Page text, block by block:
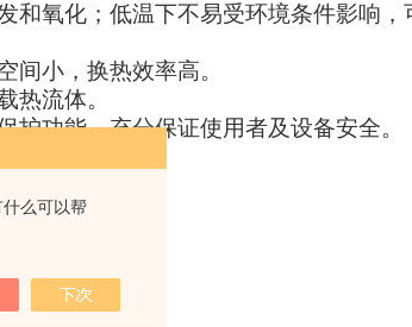
么可以帮
和氧化；低温下不易受环境条件影响，
间小，换热效率高。
热流体。
功能，充分保证使用者及设备安全。
方式机型
的温度控制。